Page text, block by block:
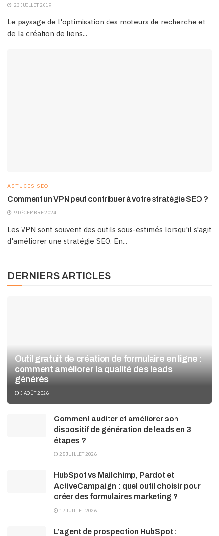
23 JUILLET 2019
Le paysage de l'optimisation des moteurs de recherche et
de la création de liens...
ASTUCES SEO
Comment un VPN peut contribuer à votre stratégie SEO ?
9 DÉCEMBRE 2024
Les VPN sont souvent des outils sous-estimés lorsqu'il s'agit
d'améliorer une stratégie SEO. En...
DERNIERS ARTICLES
Outil gratuit de création de formulaire en ligne :
comment améliorer la qualité des leads
générés
3 AOÛT 2026
Comment auditer et améliorer son
dispositif de génération de leads en 3
étapes ?
25 JUILLET 2026
HubSpot vs Mailchimp, Pardot et
ActiveCampaign : quel outil choisir pour
créer des formulaires marketing ?
17 JUILLET 2026
L’agent de prospection HubSpot :